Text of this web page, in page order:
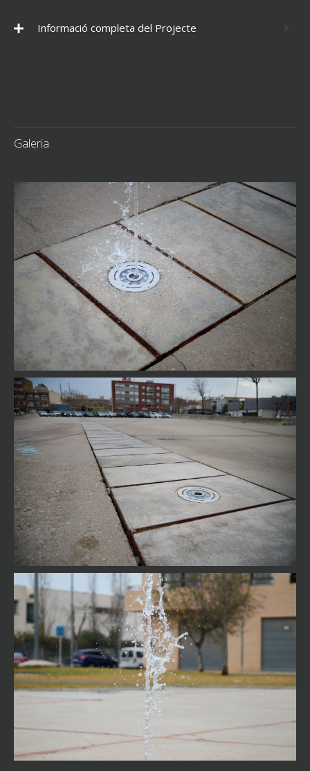
Informació completa del Projecte
Galeria